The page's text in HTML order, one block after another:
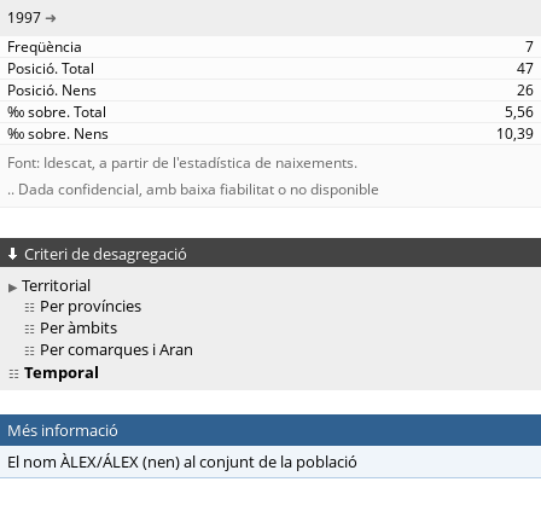
1997
7
47
26
5,56
10,39
Font: Idescat, a partir de l'estadística de naixements.
.. Dada confidencial, amb baixa fiabilitat o no disponible
Criteri de desagregació
Territorial
Per províncies
Per àmbits
Per comarques i Aran
Temporal
Més informació
El nom ÀLEX/ÁLEX (nen) al conjunt de la població